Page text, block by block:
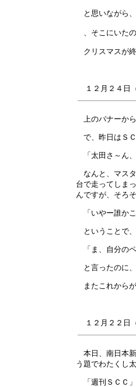
と思いながら
、そこにいた
クリスマスが
１２月 ２４ 日
上のバナーか
で、昨日はＳ
「太田さ～ん
なんと、マス
台で走ってしま
んですが、そろ
「いやー誰か
ということで
「ま、自分のペ
と言ったのに
またこれからが
１２月 ２２ 日
本日、南日本
う題でわたくし
「週刊ＳＣＣ